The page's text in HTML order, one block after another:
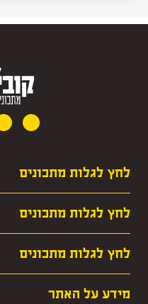
לחץ לגלות מתכונים
· קציצות
· שאר העדות
לחץ לגלות מתכונים
· פסטות ונודלסים
לחץ לגלות מתכונים
מידע על האתר